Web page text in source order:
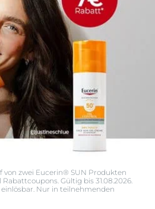
von zwei Eucerin®️ SUN Produkten
Gültig bis 31.08.2026.
Nur in teilnehmenden